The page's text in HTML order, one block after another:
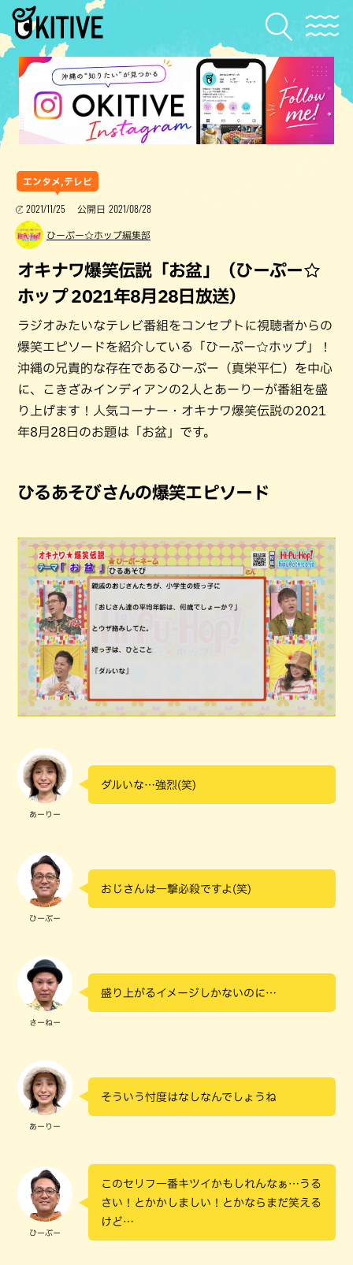
エンタメ,テレビ
2021/11/25 公開日 2021/08/28
ひーぷー☆ホップ編集部
オキナワ爆笑伝説「お盆」（ひーぷー☆
ホップ 2021年8月28日放送）
ラジオみたいなテレビ番組をコンセプトに視聴者からの
爆笑エピソードを紹介している「ひーぷー☆ホップ」！
沖縄の兄貴的な存在であるひーぷー（真栄平仁）を中心
に、こきざみインディアンの2人とあーりーが番組を盛
り上げます！人気コーナー・オキナワ爆笑伝説の2021
年8月28日のお題は「お盆」です。
ひるあそびさんの爆笑エピソード
あーりー
ダルいな…強烈(笑)
ひーぷー
おじさんは一撃必殺ですよ(笑)
さーねー
盛り上がるイメージしかないのに…
あーりー
そういう忖度はなしなんでしょうね
ひーぷー
このセリフ一番キツイかもしれんなぁ…うる
さい！とかかしましい！とかならまだ笑える
けど…